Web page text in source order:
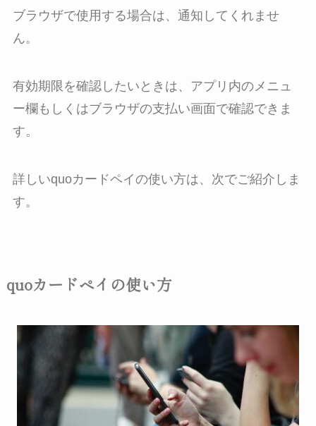
ブラウザで使用する場合は、通知してくれませ
ん。
有効期限を確認したいときは、アプリ内のメニュ
ー欄もしくはブラウザの支払い画面で確認できま
す。
詳しいquoカードペイの使い方は、次でご紹介しま
す。
quoカードペイの使い方